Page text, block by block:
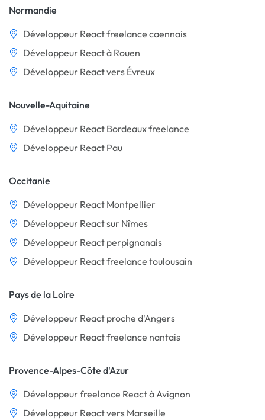
Normandie
Développeur React freelance caennais
Développeur React à Rouen
Développeur React vers Évreux
Nouvelle-Aquitaine
Développeur React Bordeaux freelance
Développeur React Pau
Occitanie
Développeur React Montpellier
Développeur React sur Nîmes
Développeur React perpignanais
Développeur React freelance toulousain
Pays de la Loire
Développeur React proche d'Angers
Développeur React freelance nantais
Provence-Alpes-Côte d'Azur
Développeur freelance React à Avignon
Développeur React vers Marseille